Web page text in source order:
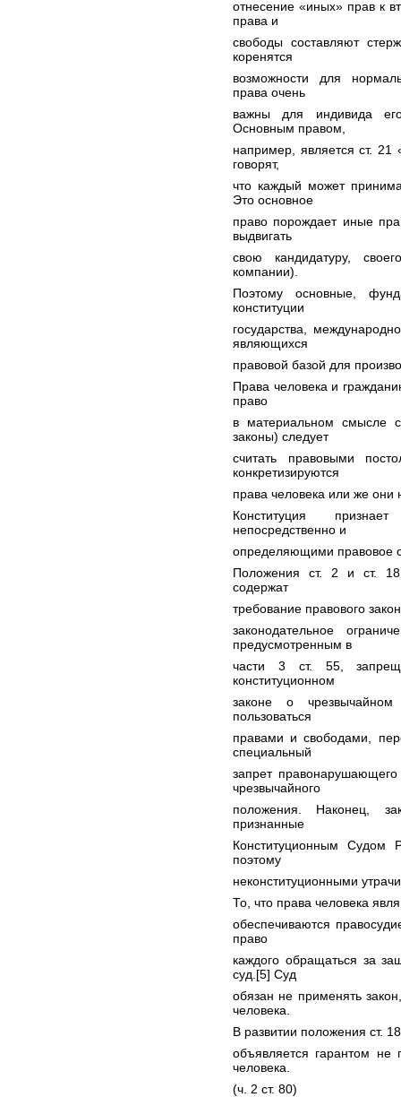
отнесение «иных» прав к
права и
свободы составляют
коренятся
возможности для
права очень
важны для индивида
Основным правом,
например, является ст.
говорят,
что каждый может
Это основное
право порождает иные
выдвигать
свою кандидатуру,
компании).
Поэтому основные,
конституции
государства,
являющихся
правовой базой для
Права человека и
право
в материальном смысле
законы) следует
считать правовыми
конкретизируются
права человека или же
Конституция
непосредственно и
определяющими правовое
Положения ст. 2 и ст.
содержат
требование правового
законодательное
предусмотренным в
части 3 ст. 55,
конституционном
законе о чрезвычайном
пользоваться
правами и свободами,
специальный
запрет
чрезвычайного
положения. Наконец,
признанные
Конституционным
поэтому
неконституционными
То, что права человека
обеспечиваются
право
каждого обращаться за
суд.[5] Суд
обязан не применять
человека.
В развитии положения ст.
объявляется гарантом не
человека.
(ч. 2 ст. 80)